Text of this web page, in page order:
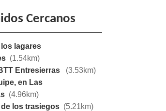
Cercanos
los lagares
(1.54km)
Entresierras
(3.53km)
en Las
(4.96km)
los trasiegos (5.21km)